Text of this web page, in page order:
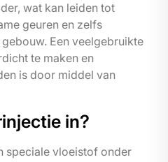
wat kan leiden tot
geuren en zelfs
Een veelgebruikte
te maken en
is door middel van
in?
speciale vloeistof onder